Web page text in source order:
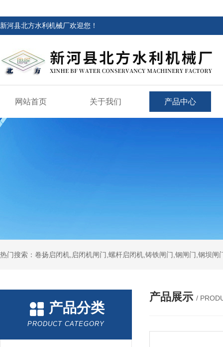
新河县北方水利机械厂欢迎您！
网站首页 关于我们 产品中心
热门搜索：卷扬启闭机,启闭机闸门,螺杆启闭机,铸铁闸门,钢闸门,钢坝
产品分类
PRODUCT CATEGORY
产品展示 /